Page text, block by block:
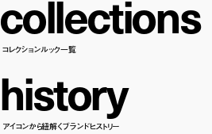
collections
コレクションルック一覧
history
アイコンから紐解くブランドヒストリー